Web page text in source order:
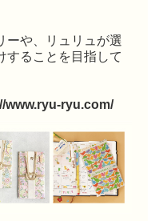
ーや、リュリュが選
することを目指して
www.ryu-ryu.com/